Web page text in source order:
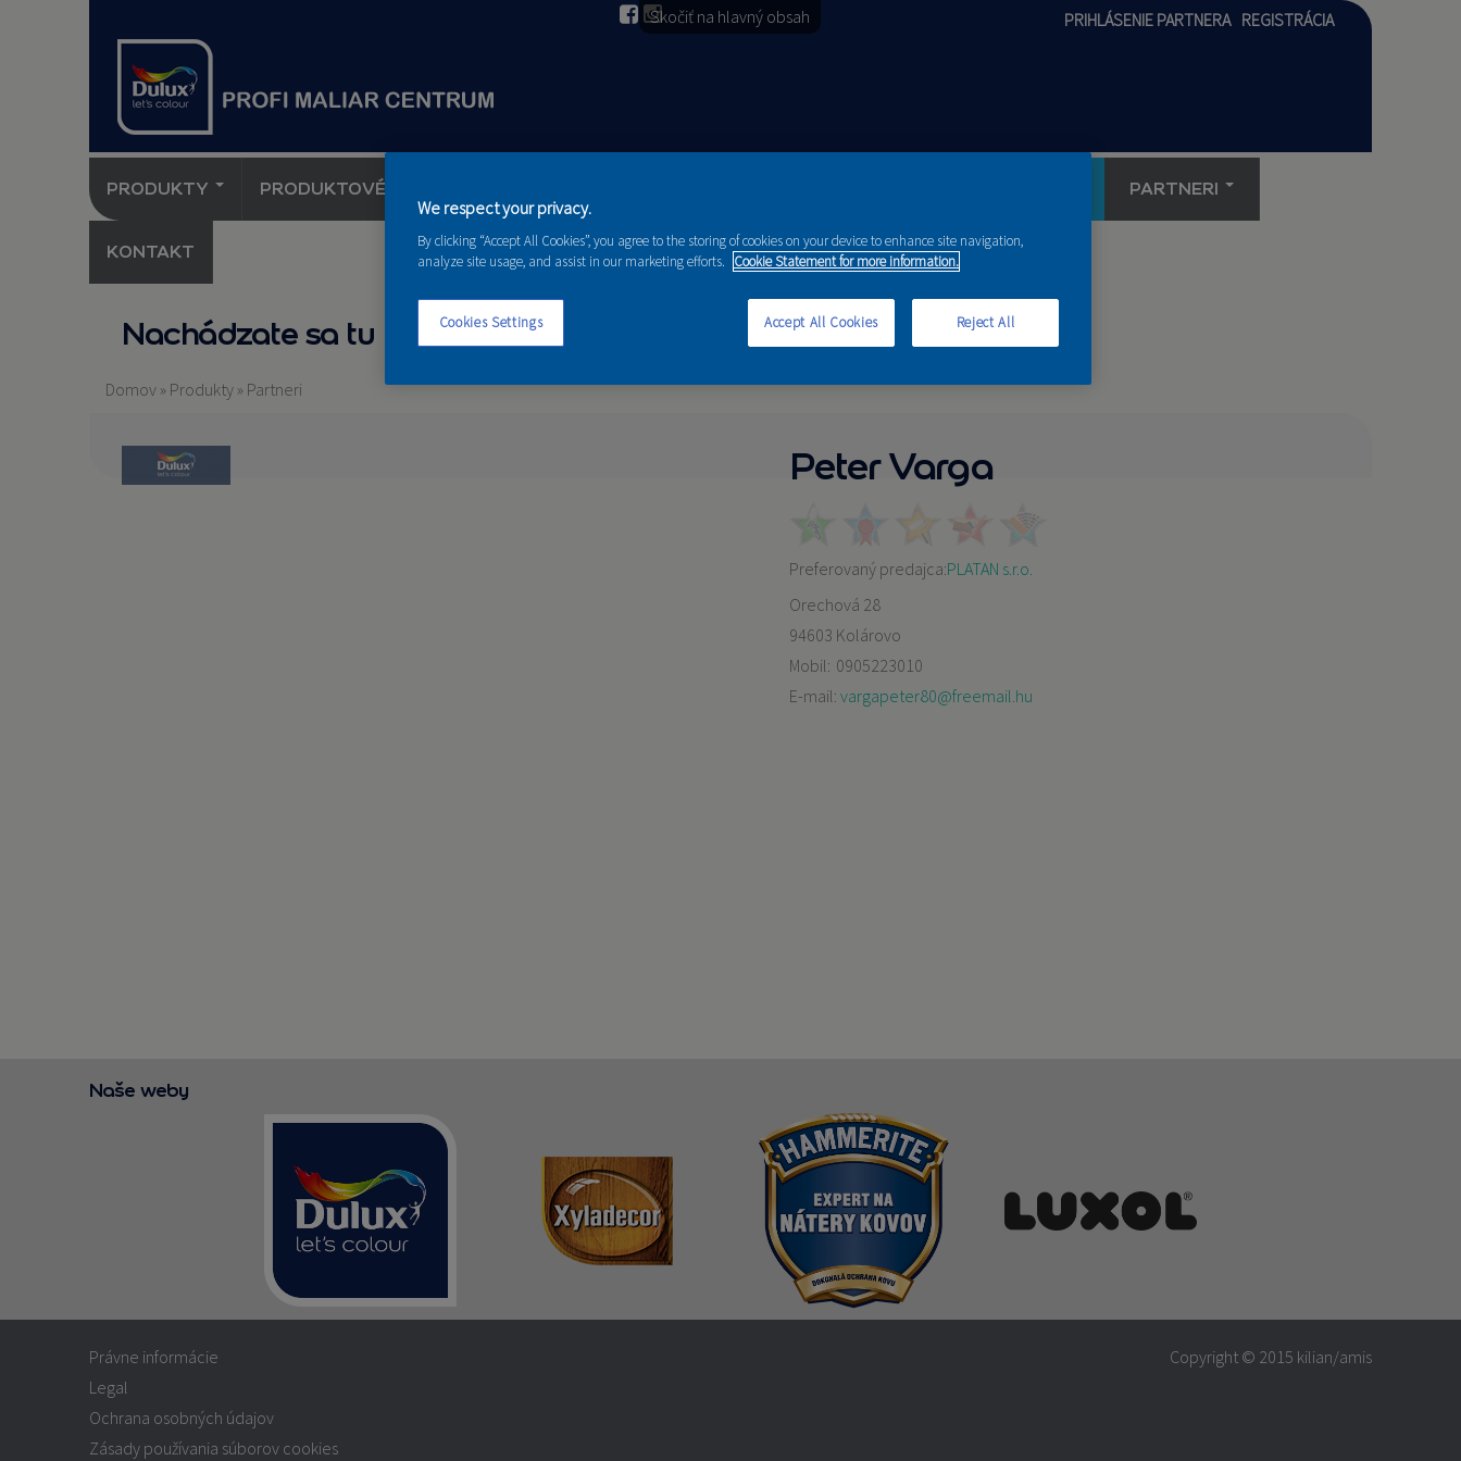
Skočiť na hlavný obsah PRIHLÁSENIE PARTNERA REGISTRÁCIA
PRODUKTY PRODUKTOVÉ NOVINKY 2026 PARTNERI
KONTAKT
Nachádzate sa tu
Domov » Produkty » Partneri
Peter Varga
Preferovaný predajca:PLATAN s.r.o.
Orechová 28
94603 Kolárovo
Mobil: 0905223010
E-mail: vargapeter80@freemail.hu
Naše weby
Copyright © 2015 kilian/amis
Právne informácie
Legal
Ochrana osobných údajov
Zásady používania súborov cookies
We respect your privacy.
By clicking “Accept All Cookies”, you agree to the storing of cookies on your device to enhance site navigation,
analyze site usage, and assist in our marketing efforts. Cookie Statement for more information.
Cookies Settings Reject All
Accept All Cookies